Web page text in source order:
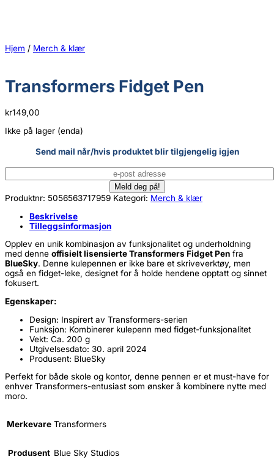
Hjem / Merch & klær
Transformers Fidget Pen
kr149,00
Ikke på lager (enda)
Send mail når/hvis produktet blir tilgjengelig igjen
Produktnr: 5056563717959 Kategori: Merch & klær
Beskrivelse
Tilleggsinformasjon
Opplev en unik kombinasjon av funksjonalitet og underholdning
med denne offisielt lisensierte Transformers Fidget Pen fra
BlueSky. Denne kulepennen er ikke bare et skriveverktøy, men
også en fidget-leke, designet for å holde hendene opptatt og sinnet
fokusert.
Egenskaper:
Design: Inspirert av Transformers-serien
Funksjon: Kombinerer kulepenn med fidget-funksjonalitet
Vekt: Ca. 200 g
Utgivelsesdato: 30. april 2024
Produsent: BlueSky
Perfekt for både skole og kontor, denne pennen er et must-have for
enhver Transformers-entusiast som ønsker å kombinere nytte med
moro.
Merkevare Transformers
Produsent Blue Sky Studios